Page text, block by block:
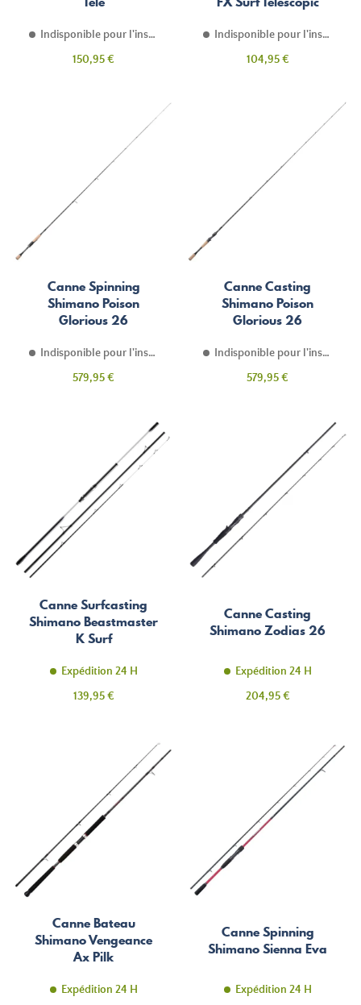
Indisponible pour l'instant
Prix
150,95 €
Indisponible pour l'instant
Prix
104,95 €
Canne Spinning
Shimano Poison
Glorious 26
Indisponible pour l'instant
Prix
579,95 €
Canne Casting
Shimano Poison
Glorious 26
Indisponible pour l'instant
Prix
579,95 €
Canne Surfcasting
Shimano Beastmaster
K Surf
Expédition 24 H
Prix
139,95 €
Canne Casting
Shimano Zodias 26
Expédition 24 H
Prix
204,95 €
Canne Bateau
Shimano Vengeance
Ax Pilk
Expédition 24 H
Canne Spinning
Shimano Sienna Eva
Expédition 24 H